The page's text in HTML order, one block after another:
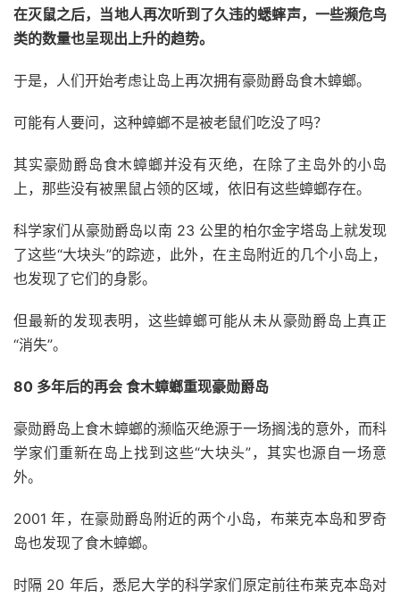
在灭鼠之后，当地人再次听到了久违的蟋蟀声，一些濒危鸟
类的数量也呈现出上升的趋势。
于是，人们开始考虑让岛上再次拥有豪勋爵岛食木蟑螂。
可能有人要问，这种蟑螂不是被老鼠们吃没了吗？
其实豪勋爵岛食木蟑螂并没有灭绝，在除了主岛外的小岛
上，那些没有被黑鼠占领的区域，依旧有这些蟑螂存在。
科学家们从豪勋爵岛以南 23 公里的柏尔金字塔岛上就发现
了这些“大块头”的踪迹，此外，在主岛附近的几个小岛上，
也发现了它们的身影。
但最新的发现表明，这些蟑螂可能从未从豪勋爵岛上真正
“消失”。
80 多年后的再会 食木蟑螂重现豪勋爵岛
豪勋爵岛上食木蟑螂的濒临灭绝源于一场搁浅的意外，而科
学家们重新在岛上找到这些“大块头”，其实也源自一场意
外。
2001 年，在豪勋爵岛附近的两个小岛，布莱克本岛和罗奇
岛也发现了食木蟑螂。
时隔 20 年后，悉尼大学的科学家们原定前往布莱克本岛对